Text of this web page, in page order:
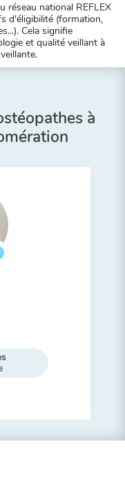
réseau national REFLEX
d'éligibilité (formation,
Cela signifie
et qualité veillant à
à